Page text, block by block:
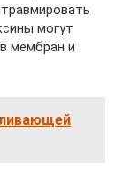
могут
мембран и